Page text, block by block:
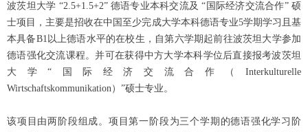
波茨坦大学 “2.5+1.5+2” 德语专业本科交流及 “国际经济交流合作” 硕
士项目，主要是招收在中国至少完成大学本科德语专业5学期学习且基
本具备B1以上德语水平的在校生，自第六学期起前往波茨坦大学参加
德语强化交流课程。并可在获得中方大学本科学位后直接报考波茨坦
大学“国际经济交流合作（Interkulturelle
Wirtschaftskommunikation）”硕士专业。
该项目由两阶段组成。项目第一阶段为三个学期的德语强化学习阶